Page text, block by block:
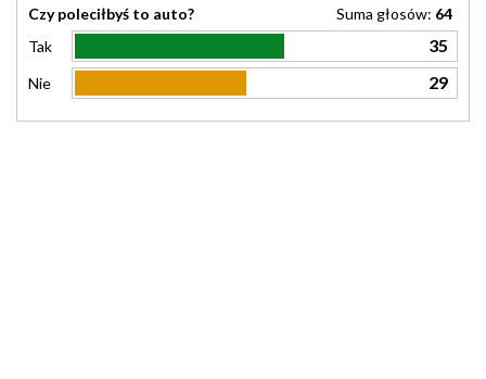
Czy poleciłbyś to auto? Suma głosów: 64
Tak
35
Nie 29